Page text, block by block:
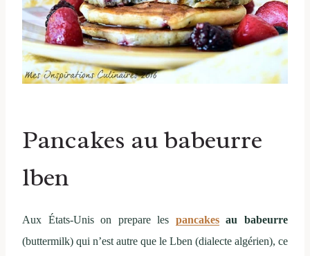
Pancakes au babeurre
lben
Aux États-Unis on prepare les pancakesau babeurre
(buttermilk) qui n’est autre que le Lben (dialecte algérien), ce